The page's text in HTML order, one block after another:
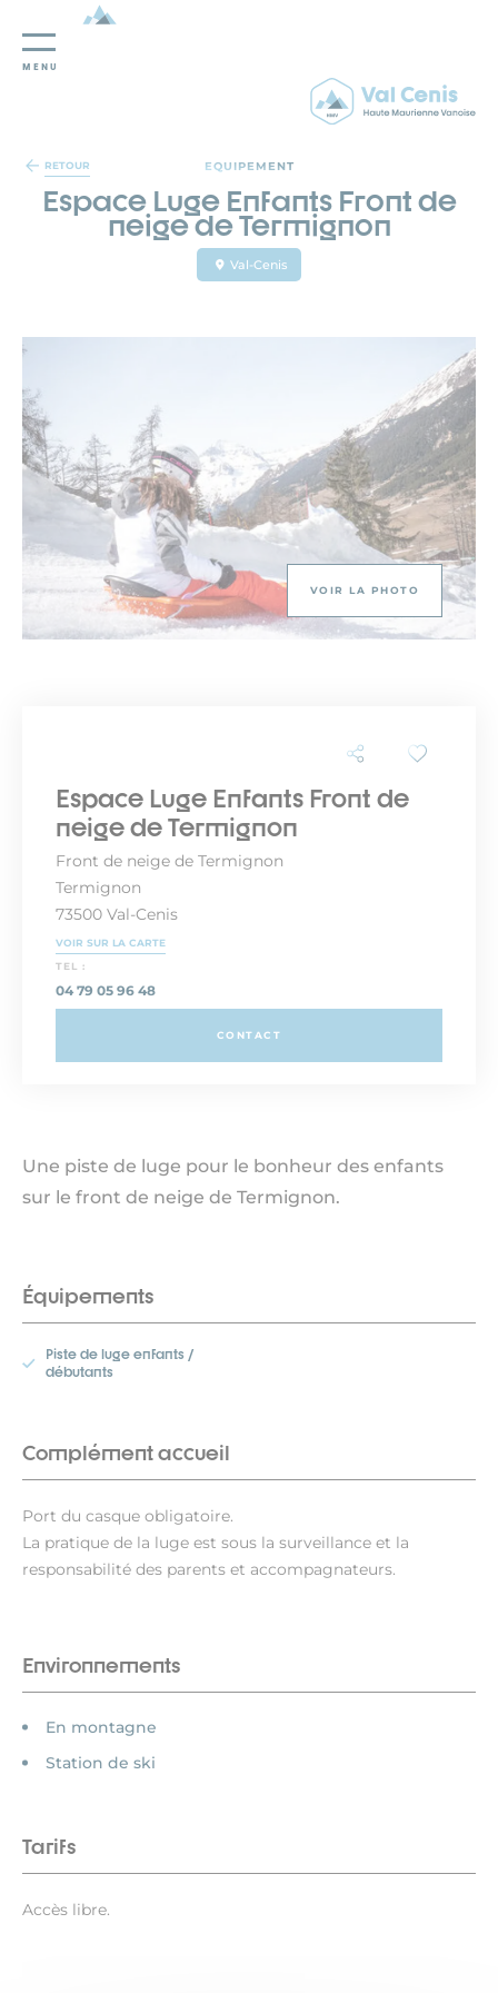
Panneau de gestion des cookies
MENU
RETOUR EQUIPEMENT
Espace Luge Enfants Front de
neige de Termignon
Val-Cenis
VOIR LA PHOTO
Une piste de luge pour le bonheur des enfants
sur le front de neige de Termignon.
Équipements
Piste de luge enfants /
débutants
Complément accueil
Port du casque obligatoire.
La pratique de la luge est sous la surveillance et la
responsabilité des parents et accompagnateurs.
Environnements
En montagne
Station de ski
Tarifs
Accès libre.
Espace Luge Enfants Front de
neige de Termignon
Front de neige de Termignon
Termignon
73500 Val-Cenis
VOIR SUR LA CARTE
TEL :
04 79 05 96 48
CONTACT